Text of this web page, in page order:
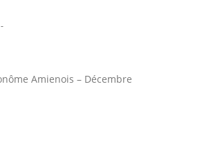
Amienois – Décembre